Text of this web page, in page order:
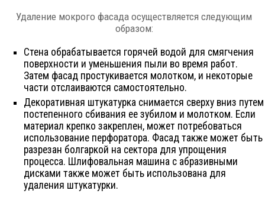
Удаление мокрого фасада осуществляется следующим
образом:
Стена обрабатывается горячей водой для смягчения
поверхности и уменьшения пыли во время работ.
Затем фасад простукивается молотком, и некоторые
части отслаиваются самостоятельно.
Декоративная штукатурка снимается сверху вниз путем
постепенного сбивания ее зубилом и молотком. Если
материал крепко закреплен, может потребоваться
использование перфоратора. Фасад также может быть
разрезан болгаркой на сектора для упрощения
процесса. Шлифовальная машина с абразивными
дисками также может быть использована для
удаления штукатурки.